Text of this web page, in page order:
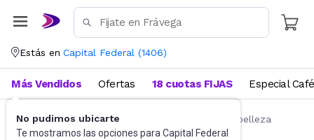
Estás en Capital Federal (1406)
No pudimos ubicarte
Te mostramos las opciones para Capital Federal
Más Vendidos Ofertas 18 cuotas FIJAS Especial Café
Belleza y Cuidado Corporal Accesorios de belleza